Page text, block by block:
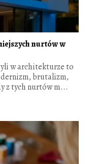
nurtów w
w architekturze to
brutalizm,
z tych nurtów m...